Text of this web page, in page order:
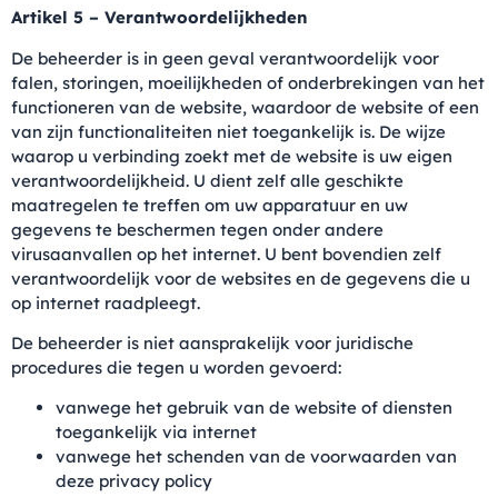
Artikel 5 – Verantwoordelijkheden
De beheerder is in geen geval verantwoordelijk voor
falen, storingen, moeilijkheden of onderbrekingen van het
functioneren van de website, waardoor de website of een
van zijn functionaliteiten niet toegankelijk is. De wijze
waarop u verbinding zoekt met de website is uw eigen
verantwoordelijkheid. U dient zelf alle geschikte
maatregelen te treffen om uw apparatuur en uw
gegevens te beschermen tegen onder andere
virusaanvallen op het internet. U bent bovendien zelf
verantwoordelijk voor de websites en de gegevens die u
op internet raadpleegt.
De beheerder is niet aansprakelijk voor juridische
procedures die tegen u worden gevoerd:
vanwege het gebruik van de website of diensten
toegankelijk via internet
vanwege het schenden van de voorwaarden van
deze privacy policy